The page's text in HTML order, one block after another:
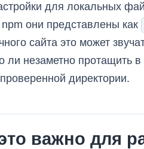
для локальных
они представлены как
сайта это может
незаметно протащить в
директории.
важно для